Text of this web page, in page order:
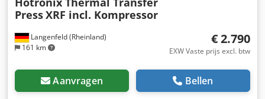
Langenfeld (Rheinland)
161 km
PressXRF incl. Kompressor
€ 2.790
EXW Vaste prijs excl. btw
Aanvragen Bellen